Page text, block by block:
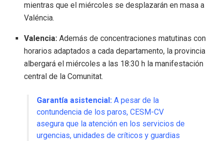
mientras que el miércoles se desplazarán en masa a
Valéncia.
Valencia: Además de concentraciones matutinas con
horarios adaptados a cada departamento, la provincia
albergará el miércoles a las 18:30 h la manifestación
central de la Comunitat.
Garantía asistencial: A pesar de la
contundencia de los paros, CESM-CV
asegura que la atención en los servicios de
urgencias, unidades de críticos y guardias